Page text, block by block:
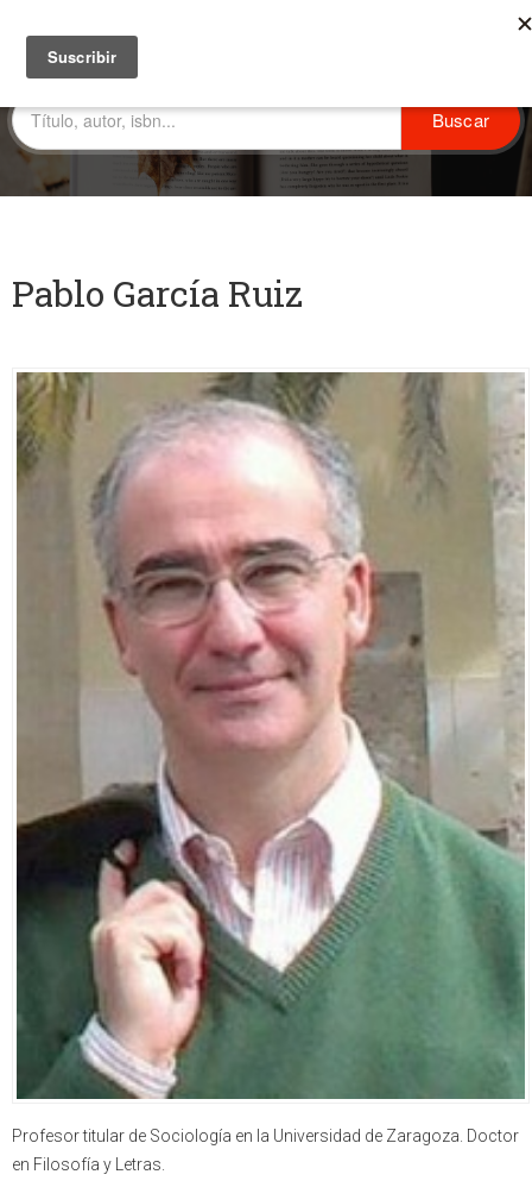
Pablo García Ruiz
Profesor titular de Sociología en la Universidad de Zaragoza. Doctor
en Filosofía y Letras.